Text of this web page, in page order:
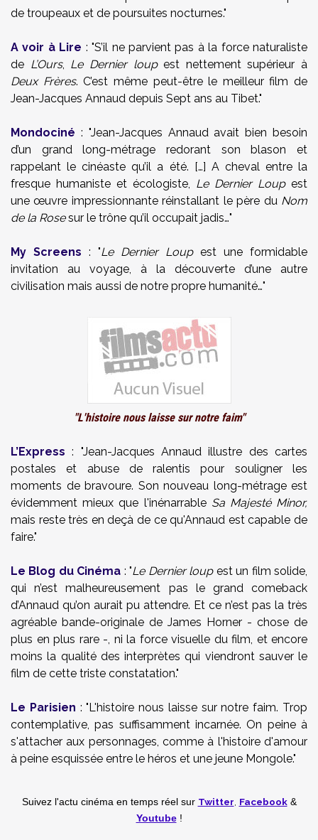
de troupeaux et de poursuites nocturnes."
A voir à Lire : "S’il ne parvient pas à la force naturaliste
de L’Ours, Le Dernier loupest nettement supérieur à
Deux Frères. C’est même peut-être le meilleur film de
Jean-Jacques Annaud depuis Sept ans au Tibet."
Mondociné : "Jean-Jacques Annaud avait bien besoin
d’un grand long-métrage redorant son blason et
rappelant le cinéaste qu’il a été. […] A cheval entre la
fresque humaniste et écologiste, Le Dernier Loupest
une œuvre impressionnante réinstallant le père du Nom
de la Rosesur le trône qu’il occupait jadis…"
My Screens : "Le Dernier Loupest une formidable
invitation au voyage, à la découverte d’une autre
civilisation mais aussi de notre propre humanité…"
"L'histoire nous laisse sur notre faim"
L’Express : "Jean-Jacques Annaud illustre des cartes
postales et abuse de ralentis pour souligner les
moments de bravoure. Son nouveau long-métrage est
évidemment mieux que l'inénarrable Sa Majesté Minor,
mais reste très en deçà de ce qu'Annaud est capable de
faire."
Le Blog du Cinéma : "Le Dernier loupest un film solide,
qui n’est malheureusement pas le grand comeback
d’Annaud qu’on aurait pu attendre. Et ce n’est pas la très
agréable bande-originale de James Horner - chose de
plus en plus rare -, ni la force visuelle du film, et encore
moins la qualité des interprètes qui viendront sauver le
film de cette triste constatation."
Le Parisien : "L'histoire nous laisse sur notre faim. Trop
contemplative, pas suffisamment incarnée. On peine à
s'attacher aux personnages, comme à l'histoire d'amour
à peine esquissée entre le héros et une jeune Mongole."
Suivez l'actu cinéma en temps réel sur Twitter Facebook&
Youtube!